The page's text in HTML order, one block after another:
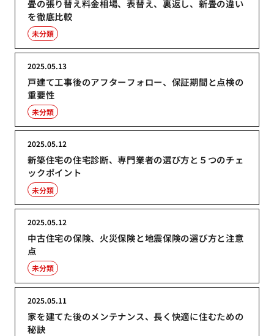
畳の張り替え料金相場、表替え、裏返し、新畳の違い
を徹底比較
未分類
戸建て工事後のアフターフォロー、保証期間と点検の
重要性
2025.05.13
未分類
新築住宅の住宅診断、専門業者の選び方と５つのチェ
ックポイント
2025.05.12
未分類
中古住宅の保険、火災保険と地震保険の選び方と注意
点
2025.05.12
未分類
家を建てた後のメンテナンス、長く快適に住むための
秘訣
2025.05.11